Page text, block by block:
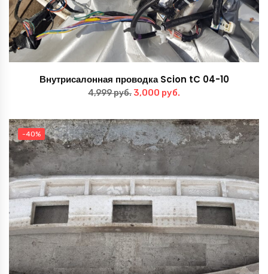
Внутрисалонная проводка Scion tC 04-10
4,999руб. Первоначальная
составляла
4,999 руб..
3,000 руб.
3,000 руб..
-40%